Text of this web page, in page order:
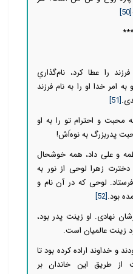
[50]
را عطا کرد، نام‌گذاریِ
امر خدا او را به نام فرزند
[51]
و احترام تو را به او
پدربزرگ به نوه‌اَش!
و علی داد، همه خوشحال
زهرا لوحی از نور به
لوحی که در آن نام و
بود.[52]
نهادی. او زینت پدر بود،
عالمیان است.
و خداوند اراده کرده بود تا
طریق این خاندان بر